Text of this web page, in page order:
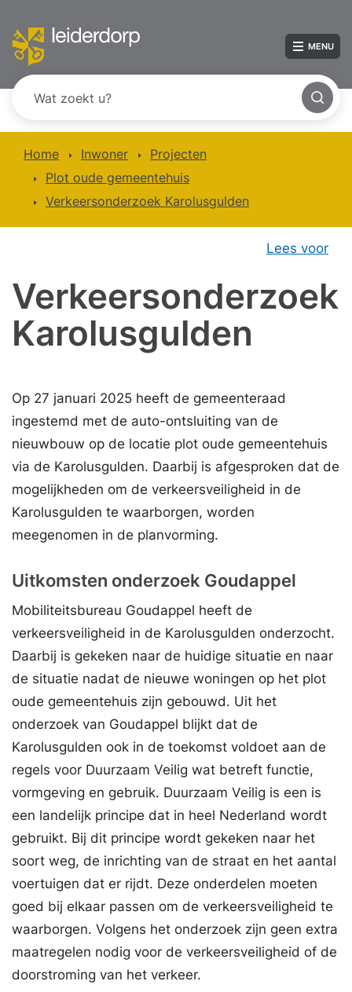
MENU
Home Inwoner
Projecten
Plot oude gemeentehuis
Verkeersonderzoek Karolusgulden
Lees voor
Verkeersonderzoek
Karolusgulden
Op 27 januari 2025 heeft de gemeenteraad
ingestemd met de auto-ontsluiting van de
nieuwbouw op de locatie plot oude gemeentehuis
via de Karolusgulden. Daarbij is afgesproken dat de
mogelijkheden om de verkeersveiligheid in de
Karolusgulden te waarborgen, worden
meegenomen in de planvorming.
Uitkomsten onderzoek Goudappel
Mobiliteitsbureau Goudappel heeft de
verkeersveiligheid in de Karolusgulden onderzocht.
Daarbij is gekeken naar de huidige situatie en naar
de situatie nadat de nieuwe woningen op het plot
oude gemeentehuis zijn gebouwd. Uit het
onderzoek van Goudappel blijkt dat de
Karolusgulden ook in de toekomst voldoet aan de
regels voor Duurzaam Veilig wat betreft functie,
vormgeving en gebruik. Duurzaam Veilig is een is
een landelijk principe dat in heel Nederland wordt
gebruikt. Bij dit principe wordt gekeken naar het
soort weg, de inrichting van de straat en het aantal
voertuigen dat er rijdt. Deze onderdelen moeten
goed bij elkaar passen om de verkeersveiligheid te
waarborgen. Volgens het onderzoek zijn geen extra
maatregelen nodig voor de verkeersveiligheid of de
doorstroming van het verkeer.